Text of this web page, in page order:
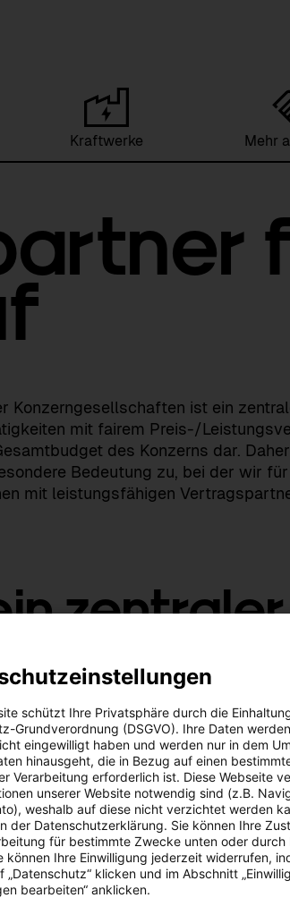
Kraftwerke Mehr
Konzerngesellschaften ist ein
mit fairem Preis-/
des Konzerns dar.
Bedeutung zu, bei der wir für
mit leistungsfähigen
zentraler
der Energie AG Oberösterreich
AG Oberösterreich Services
Ausschreibungsplattform
schützt Ihre Privatsphäre durch die
Grundverordnung (DSGVO). Ihre Daten
eingewilligt haben und werden nur in dem
hinausgeht, die in Bezug auf einen
Verarbeitung erforderlich ist. Diese Webseite
unserer Website notwendig sind (z.B.
weshalb auf diese nicht verzichtet werden
der Datenschutzerklärung. Sie können Ihre
für bestimmte Zwecke unten oder durch
können Ihre Einwilligung jederzeit widerrufen,
„Datenschutz“ klicken und im Abschnitt
bearbeiten“ anklicken.